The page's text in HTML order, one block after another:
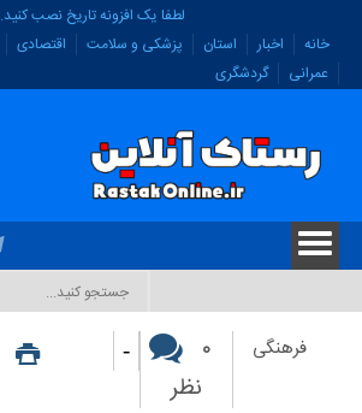
لطفا یک افزونه تاریخ نصب کنید.
خانه
اخبار استان پزشکی و سلامت اقتصادی
عمرانی
گردشگری
فرهنگی
۰
نظر
-